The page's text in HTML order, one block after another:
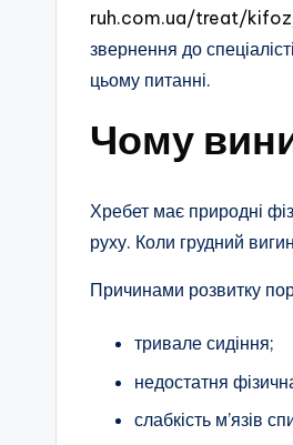
ruh.com.ua/treat/
звернення до
цьому питанні.
Чому
Хребет має природні
руху. Коли грудний
Причинами розвитку
тривале сидіння;
недостатня
слабкість м’язів